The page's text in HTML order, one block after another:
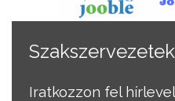
Iratkozzon fel